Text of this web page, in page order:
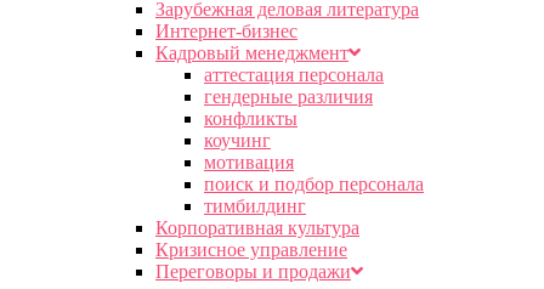
Зарубежная деловая литература
Интернет-бизнес
Кадровый менеджмент
аттестация персонала
гендерные различия
конфликты
коучинг
мотивация
поиск и подбор персонала
тимбилдинг
Корпоративная культура
Кризисное управление
Переговоры и продажи